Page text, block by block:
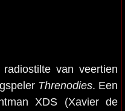
van veertien
Threnodies. Een
XDS (Xavier de